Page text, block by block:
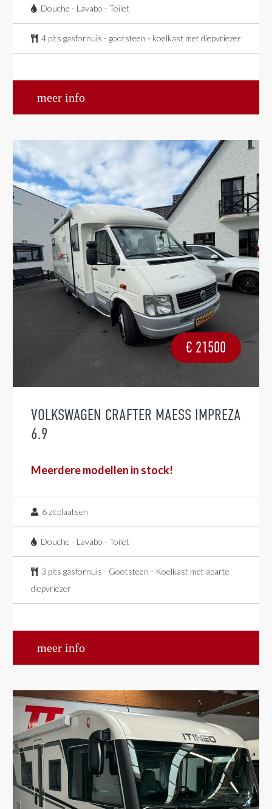
Douche - Lavabo - Toilet
4 pits gasfornuis - gootsteen - koelkast met diepvriezer
meer info
€ 21500
VOLKSWAGEN CRAFTER MAESS IMPREZA
6.9
Meerdere modellen in stock!
6zitplaatsen
Douche - Lavabo - Toilet
3 pits gasfornuis - Gootsteen - Koelkast met aparte
diepvriezer
meer info